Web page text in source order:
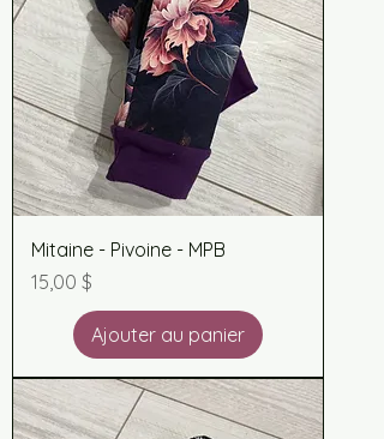
Mitaine - Pivoine - MPB
Prix
15,00 $
Ajouter au panier